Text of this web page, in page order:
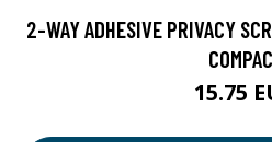
2-WAY ADHESIVE PRIVACY
15.75